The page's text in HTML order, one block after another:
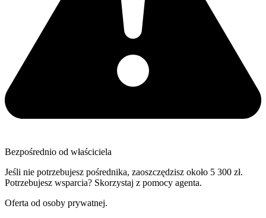
Bezpośrednio od właściciela
Jeśli nie potrzebujesz pośrednika, zaoszczędzisz około 5 300 zł.
Potrzebujesz wsparcia? Skorzystaj z pomocy agenta.
Oferta od osoby prywatnej.